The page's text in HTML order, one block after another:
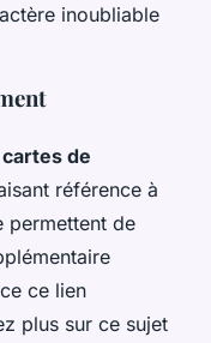
inoubliable
cartes de
référence à
permettent de
ce lien
plus sur ce sujet